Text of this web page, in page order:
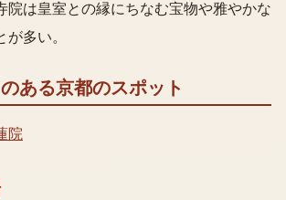
院は皇室との縁にちなむ宝物や雅やかな
多い。
ある京都のスポット
院